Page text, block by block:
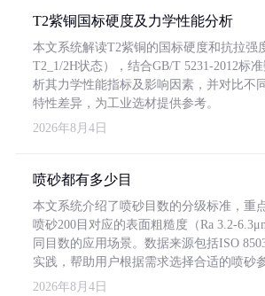
T2紫铜国标硬度及力学性能分析
本文系统解读T2紫铜的国标硬度和抗拉强
T2_1/2H状态），结合GB/T 5231-2012标
析其力学性能指标及影响因素，并对比不
特性差异，为工业选材提供参考。
2026年8月4日
喷砂都有多少目
本文系统介绍了喷砂目数的分级标准，重
喷砂200目对应的表面粗糙度（Ra 3.2-
同目数的应用场景。数据来源包括ISO
实践，帮助用户根据需求选择合适的喷砂参
2026年8月4日